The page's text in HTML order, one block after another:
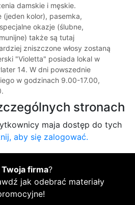
damskie i męskie.
(jeden kolor), pasemka,
okazje (ślubne,
także są tutaj
zniszczone włosy zostaną
"Violetta" posiada lokal w
14. W dni powszednie
w godzinach 9.00-17.00,
stronach
maja dostęp do tych
aby się zalogować.
Twoja firma?
jak odebrać materiały